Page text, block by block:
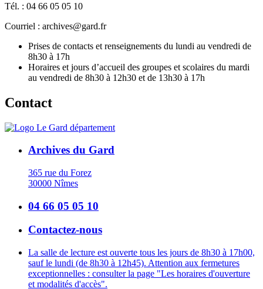
Tél. : 04 66 05 05 10
Courriel : archives@gard.fr
Prises de contacts et renseignements du lundi au vendredi de
8h30 à 17h
Horaires et jours d’accueil des groupes et scolaires du mardi
au vendredi de 8h30 à 12h30 et de 13h30 à 17h
Contact
Archives du Gard
365 rue du Forez
30000 Nîmes
04 66 05 05 10
Contactez-nous
La salle de lecture est ouverte tous les jours de 8h30 à 17h00,
sauf le lundi (de 8h30 à 12h45). Attention aux fermetures
exceptionnelles : consulter la page "Les horaires d'ouverture
et modalités d'accès".